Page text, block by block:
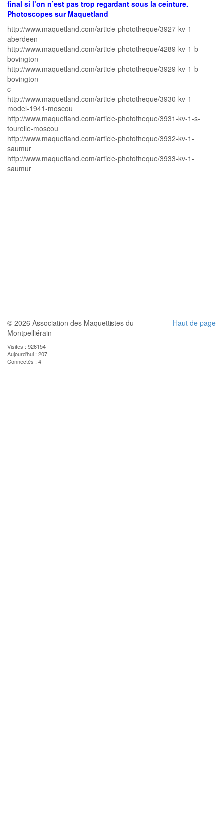
final si l’on n’est pas trop regardant sous la ceinture.
Photoscopes sur Maquetland
http://www.maquetland.com/article-phototheque/3927-kv-1-
aberdeen
http://www.maquetland.com/article-phototheque/4289-kv-1-b-
bovington
http://www.maquetland.com/article-phototheque/3929-kv-1-b-
bovington
c
http://www.maquetland.com/article-phototheque/3930-kv-1-
model-1941-moscou
http://www.maquetland.com/article-phototheque/3931-kv-1-s-
tourelle-moscou
http://www.maquetland.com/article-phototheque/3932-kv-1-
saumur
http://www.maquetland.com/article-phototheque/3933-kv-1-
saumur
Haut de page
© 2026 Association des Maquettistes du
Montpelliérain
Visites : 926154
Aujourd'hui : 207
Connectés : 4